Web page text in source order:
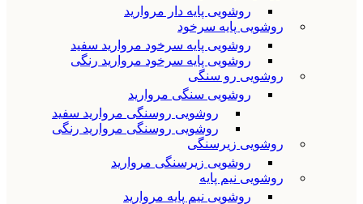
روشویی پایه دار مروارید
روشویی پایه سرخود
روشویی پایه سرخود مروارید سفید
روشویی پایه سرخود مروارید رنگی
روشویی رو سنگی
روشویی سنگی مروارید
روشویی روسنگی مروارید سفید
روشویی روسنگی مروارید رنگی
روشویی زیرسنگی
روشویی زیرسنگی مروارید
روشویی نیم پایه
روشویی نیم پایه مروارید